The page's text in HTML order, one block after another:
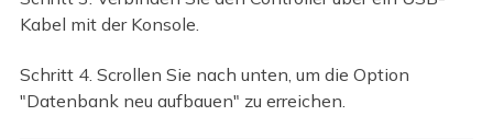
Kabel mit der Konsole.
Schritt 4. Scrollen Sie nach unten, um die Option
"Datenbank neu aufbauen" zu erreichen.